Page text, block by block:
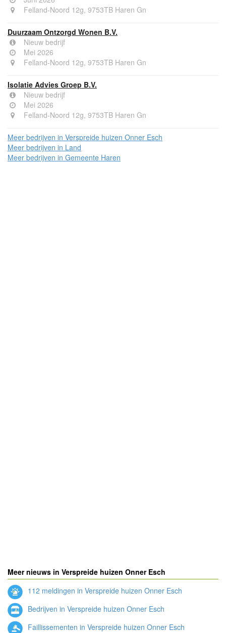
Felland-Noord 12g, 9753TB Haren Gn
Duurzaam Ontzorgd Wonen B.V.
Nieuw bedrijf
Mei 2026
Felland-Noord 12g, 9753TB Haren Gn
Isolatie Advies Groep B.V.
Nieuw bedrijf
Mei 2026
Felland-Noord 12g, 9753TB Haren Gn
Meer bedrijven in Verspreide huizen Onner Esch
Meer bedrijven in Land
Meer bedrijven in Gemeente Haren
Meer nieuws in Verspreide huizen Onner Esch
112 meldingen in Verspreide huizen Onner Esch
Bedrijven in Verspreide huizen Onner Esch
Faillissementen in Verspreide huizen Onner Esch